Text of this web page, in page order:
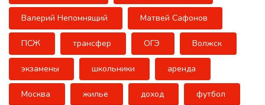
Валерий Непомнящий Матвей Сафонов
ПСЖ трансфер ОГЭ Волжск
экзамены школьники аренда
Москва жилье доход футбол